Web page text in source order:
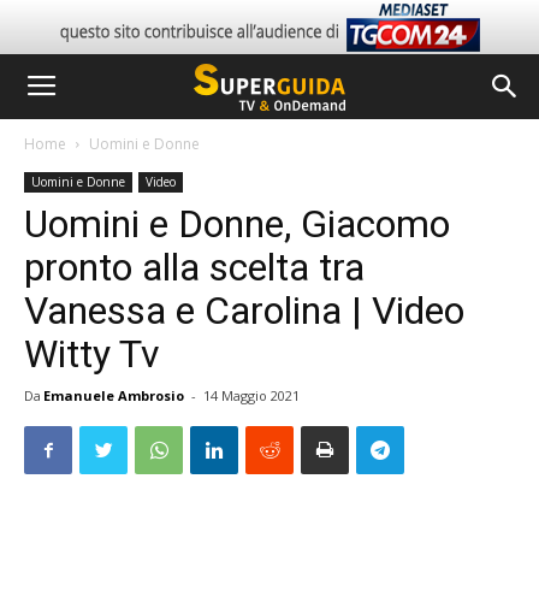
Home Uomini e Donne
Uomini e Donne Video
Uomini e Donne, Giacomo
pronto alla scelta tra
Vanessa e Carolina | Video
Witty Tv
Da Emanuele Ambrosio - 14 Maggio 2021